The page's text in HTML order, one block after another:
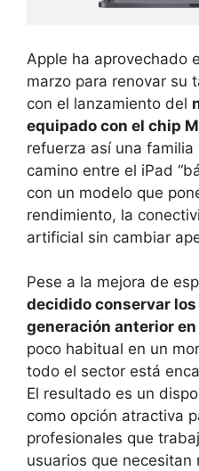
Apple ha aprovechado
marzo para renovar su
con el lanzamiento del
equipado con el chip
refuerza así una
camino entre el iPad
con un modelo que
rendimiento, la
artificial sin cambiar
Pese a la mejora de
decidido conservar
generación anterior en
poco habitual en un
todo el sector está
El resultado es un
como opción atractiva
profesionales que
usuarios que necesitan